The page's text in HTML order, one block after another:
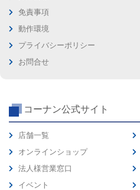
免責事項
動作環境
プライバシーポリシー
お問合せ
コーナン公式サイト
店舗一覧
オンラインショップ
法人様営業窓口
イベント